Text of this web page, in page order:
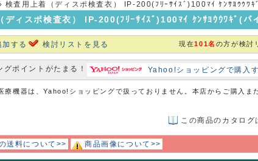
検査用上着（ディスポ検査衣） IP-200(ﾌﾘｰｻｲｽﾞ)100ﾏｲ ｹﾝｻﾖｳｳﾜｷ
ディスポ検査衣） IP-200(ﾌﾘｰｻｲｽﾞ)100ﾏｲ ｹﾝｻﾖｳｳﾜｷﾞ(バ
する 検討リストを見る 現在101名 の方が検討
ポイントがたまる！ Yahoo!ショッピングで購入
療機器は、Yahoo!ショッピングで扱っておりません。本店からご購入ま
この商品のカタログ
送料について>> 商品画像について>>